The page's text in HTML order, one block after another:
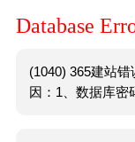
Database
(1040) 365建站
因：1、数据库密